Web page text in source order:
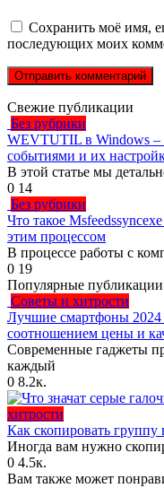
Сохранить моё имя,
последующих моих
Свежие публикации
Без рубрики
WEVTUTIL в Windows
событиями и их
В этой статье мы
0 14
Без рубрики
Что такое
этим процессом
В процессе работы с
0 19
Популярные публикации
Советы и хитрости
Лучшие смартфоны 2024
соотношением цены и
Современные гаджеты
каждый
0 8.2к.
хитрости
Как скопировать группу
Иногда вам нужно
0 4.5к.
Вам также может